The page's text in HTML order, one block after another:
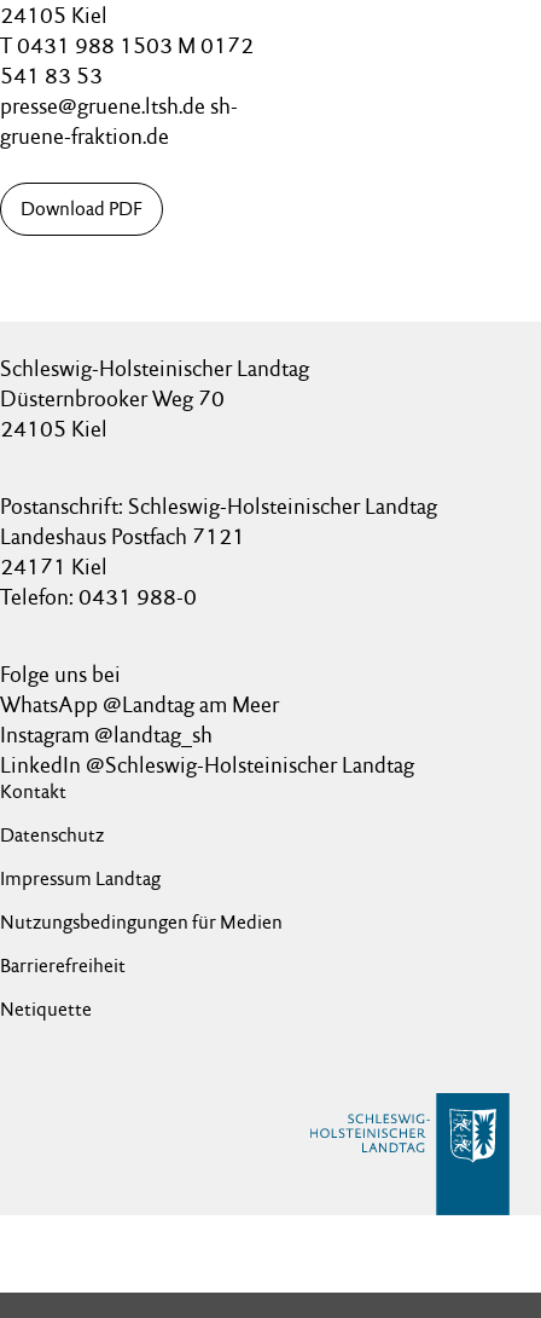
24105 Kiel
T 0431 988 1503 M 0172
541 83 53
presse@gruene.ltsh.de sh-
gruene-fraktion.de
Download PDF
Schleswig-Holsteinischer Landtag
Düsternbrooker Weg 70
24105 Kiel
Postanschrift: Schleswig-Holsteinischer Landtag
Landeshaus Postfach 7121
24171 Kiel
Telefon: 0431 988-0
Folge uns bei
WhatsApp @Landtag am Meer
Instagram @landtag_sh
LinkedIn @Schleswig-Holsteinischer Landtag
Kontakt
Datenschutz
Impressum Landtag
Nutzungsbedingungen für Medien
Barrierefreiheit
Netiquette